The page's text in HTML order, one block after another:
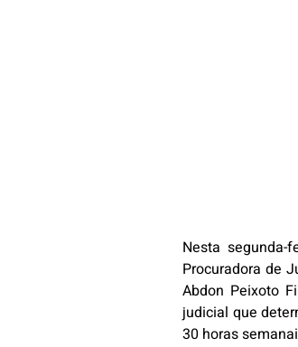
Nesta segunda-
Procuradora de
Abdon Peixoto
judicial que
30 horas